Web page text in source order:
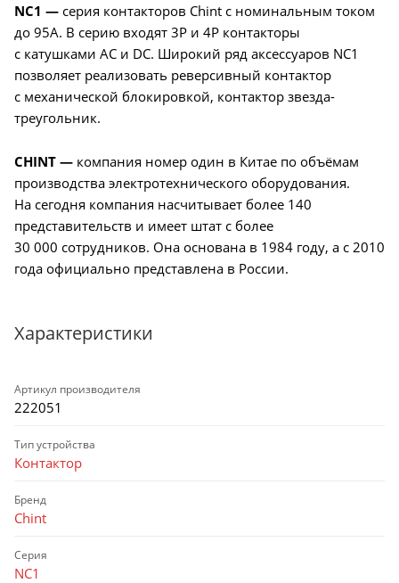
NС1 — серия контакторов Chint с номинальным током
до 95А. В серию входят 3P и 4P контакторы
с катушками AC и DC. Широкий ряд аксессуаров NС1
позволяет реализовать реверсивный контактор
с механической блокировкой, контактор звезда-
треугольник.
CHINT — компания номер один в Китае по объёмам
производства электротехнического оборудования.
На сегодня компания насчитывает более 140
представительств и имеет штат с более
30 000 сотрудников. Она основана в 1984 году, а с 2010
года официально представлена в России.
Характеристики
Артикул производителя
222051
Тип устройства
Контактор
Бренд
Chint
Серия
NC1